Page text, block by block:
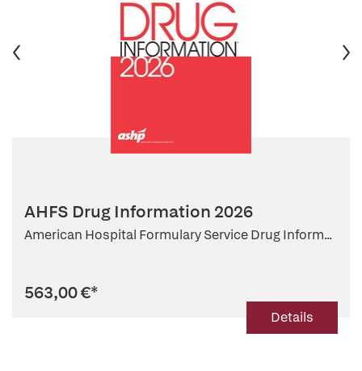
AHFS Drug Information 2026
American Hospital Formulary Service Drug Inform...
563,00 €*
Details